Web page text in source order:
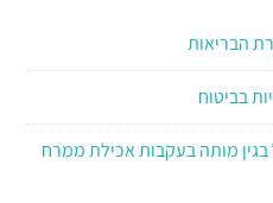
הבריאות
בביטוח
בגין מותה בעקבות אכילת ממרח